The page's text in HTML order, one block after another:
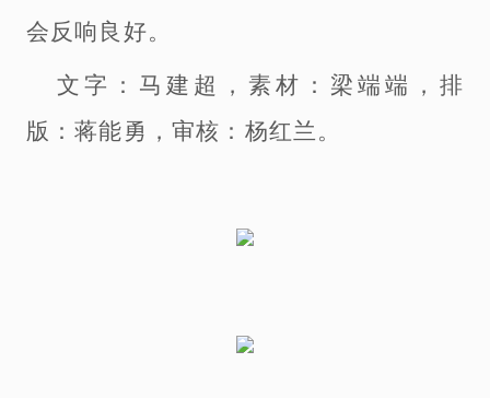
会反响良好。
文字 ： 马建超 ， 素材：梁端端 ， 排
版：蒋能勇，审核：杨红兰 。